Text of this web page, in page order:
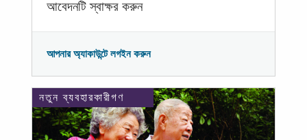
আবেদনটি স্বাক্ষর করুন
আপনার অ্যাকাউন্টে লগইন করুন
নতুন ব্যবহারকারীগণ